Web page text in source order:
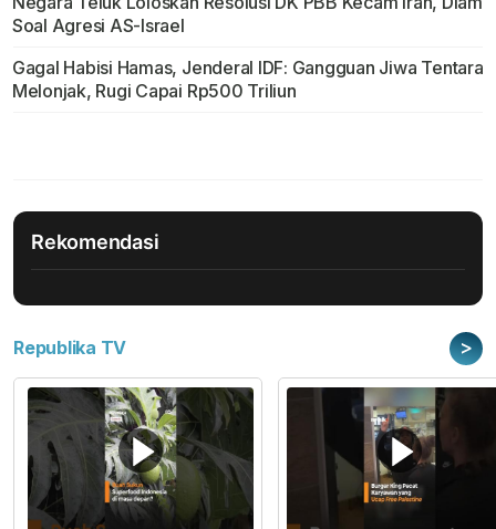
Soal Agresi AS-Israel
Gagal Habisi Hamas, Jenderal IDF: Gangguan Jiwa Tentara
Melonjak, Rugi Capai Rp500 Triliun
Rekomendasi
Republika TV >